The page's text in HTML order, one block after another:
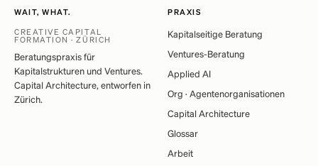
WAIT, WHAT.
CREATIVE CAPITAL
FORMATION · ZÜRICH
Beratungspraxis für
Kapitalstrukturen und Ventures.
Capital Architecture, entworfen in
Zürich.
PRAXIS
Kapitalseitige Beratung
Ventures-Beratung
Applied AI
Org · Agentenorganisationen
Capital Architecture
Glossar
Arbeit